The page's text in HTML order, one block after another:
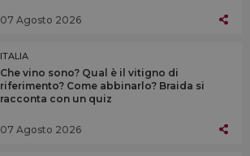
07 Agosto 2026
ITALIA
Che vino sono? Qual è il vitigno di
riferimento? Come abbinarlo? Braida si
racconta con un quiz
07 Agosto 2026